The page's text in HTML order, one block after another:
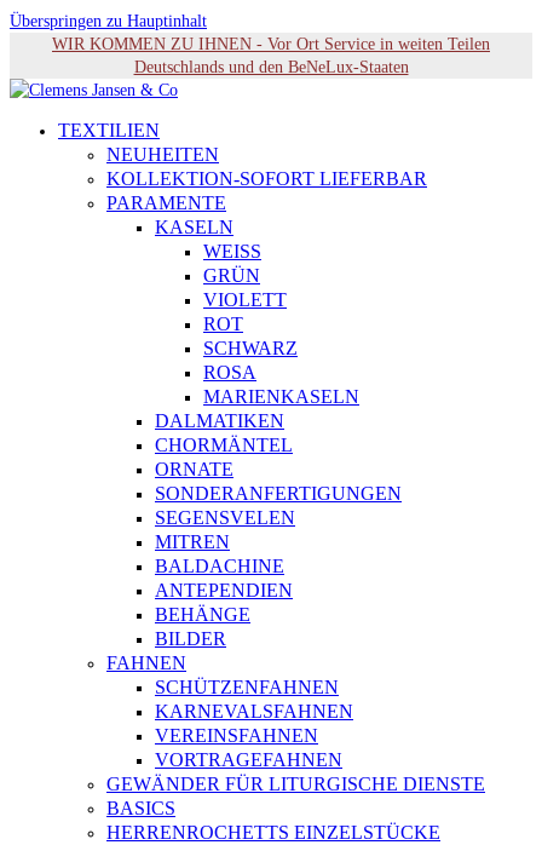
Überspringen zu Hauptinhalt
WIR KOMMEN ZU IHNEN - Vor Ort Service in weiten Teilen
Deutschlands und den BeNeLux-Staaten
TEXTILIEN
NEUHEITEN
KOLLEKTION-SOFORT LIEFERBAR
PARAMENTE
KASELN
WEISS
GRÜN
VIOLETT
ROT
SCHWARZ
ROSA
MARIENKASELN
DALMATIKEN
CHORMÄNTEL
ORNATE
SONDERANFERTIGUNGEN
SEGENSVELEN
MITREN
BALDACHINE
ANTEPENDIEN
BEHÄNGE
BILDER
FAHNEN
SCHÜTZENFAHNEN
KARNEVALSFAHNEN
VEREINSFAHNEN
VORTRAGEFAHNEN
GEWÄNDER FÜR LITURGISCHE DIENSTE
BASICS
HERRENROCHETTS EINZELSTÜCKE